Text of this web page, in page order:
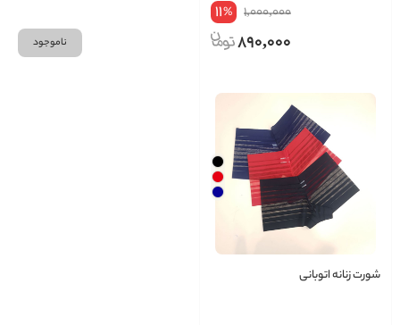
1,000,000
11%
890,000 ناموجود
شورت زنانه اتوبانی